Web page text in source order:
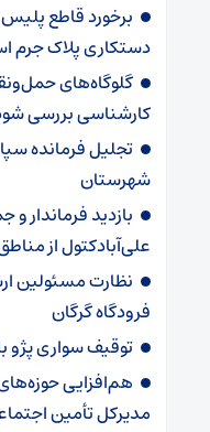
برخورد قاطع
دستکاری پلاک جرم
گلوگاه‌های
کارشناسی بررسی
تجلیل فرمانده
شهرستان
بازدید فرماندار
علی‌آبادکتول از
نظارت مسئولین
فرودگاه گرگان
توقیف سواری پژو با ۱۲۰ میلیون ریال
هم‌افزایی
مدیرکل تأمین